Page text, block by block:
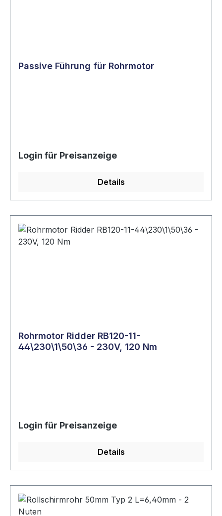
Passive Führung für Rohrmotor
Login für Preisanzeige
Details
Rohrmotor Ridder RB120-11-
44\230\1\50\36 - 230V, 120 Nm
Login für Preisanzeige
Details